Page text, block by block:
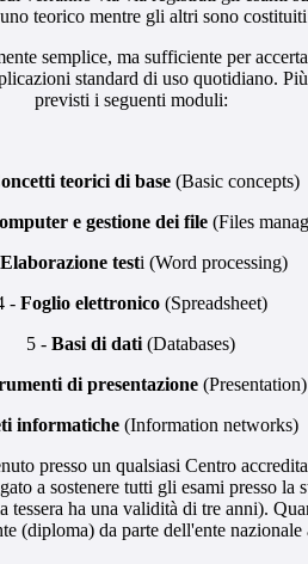
teorico mentre gli altri sono
semplice, ma sufficiente per
standard di uso quotidiano.
previsti i seguenti moduli:
teorici di base (Basic concepts)
e gestione dei file (Files
Elaborazione testi (Word processing)
- Foglio elettronico(Spreadsheet)
5 - Basi di dati (Databases)
di presentazione(Presentation)
informatiche (Information networks)
presso un qualsiasi Centro
a sostenere tutti gli esami presso la
tessera ha una validità di tre anni).
(diploma) da parte dell'ente nazionale